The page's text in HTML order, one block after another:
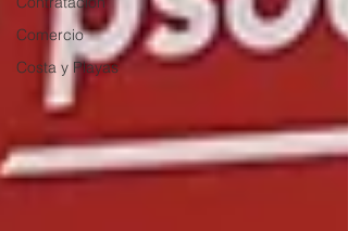
Comercio
Costa y Playas